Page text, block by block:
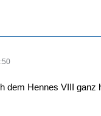
dem Hennes VIII